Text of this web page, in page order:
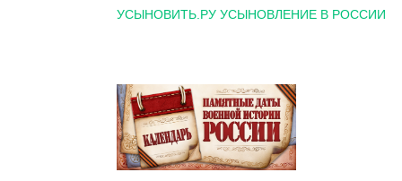
УСЫНОВИТЬ.РУ УСЫНОВЛЕНИЕ В РОССИИ